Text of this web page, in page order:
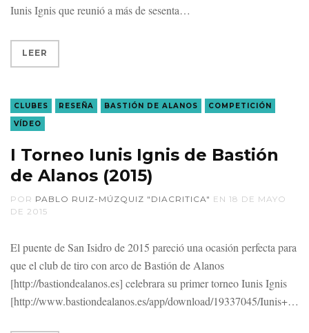
Iunis Ignis que reunió a más de sesenta
LEER
CLUBES RESEÑA BASTIÓN DE ALANOS
COMPETICIÓN
VÍDEO
I Torneo Iunis Ignis de Bastión
de Alanos (2015)
POR PABLO RUIZ-MÚZQUIZ "DIACRITICA" EN 18 DE MAYO
DE 2015
El puente de San Isidro de 2015 pareció una ocasión perfecta para
que el club de tiro con arco de Bastión de Alanos
[http://bastiondealanos.es] celebrara su primer torneo Iunis Ignis
[http://www.bastiondealanos.es/app/download/19337045/Iunis+